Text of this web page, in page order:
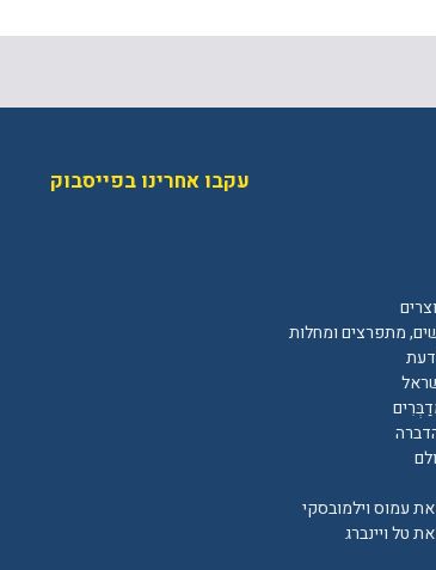
מתפרצים ומחלות
עמוס וילמובסקי
טל ויינברג
עקבו אחרינו בפייסבוק